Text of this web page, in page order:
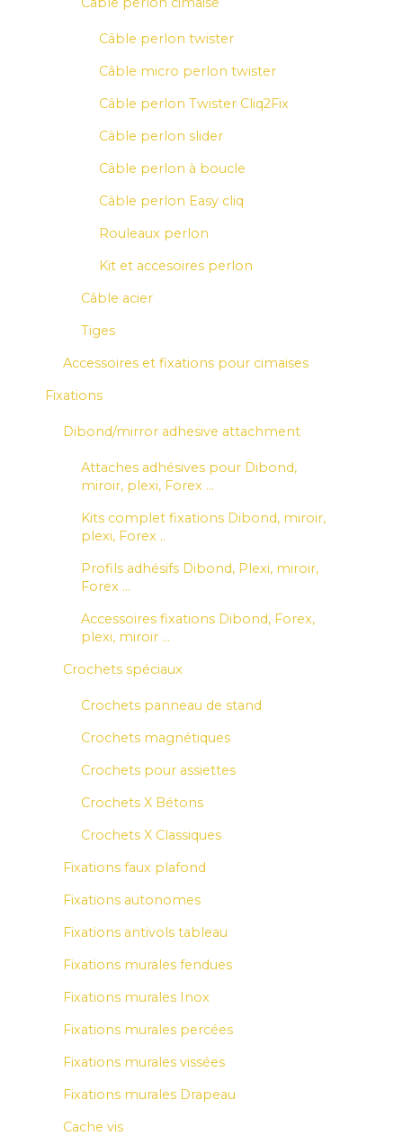
Câble perlon twister
Câble micro perlon twister
Câble perlon Twister Cliq2Fix
Câble perlon slider
Câble perlon à boucle
Câble perlon Easy cliq
Rouleaux perlon
Kit et accesoires perlon
Câble acier
Tiges
Accessoires et fixations pour cimaises
Fixations
Dibond/mirror adhesive attachment
Attaches adhésives pour Dibond,
miroir, plexi, Forex ...
Kits complet fixations Dibond, miroir,
plexi, Forex ..
Profils adhésifs Dibond, Plexi, miroir,
Forex ...
Accessoires fixations Dibond, Forex,
plexi, miroir ...
Crochets spéciaux
Crochets panneau de stand
Crochets magnétiques
Crochets pour assiettes
Crochets X Bétons
Crochets X Classiques
Fixations faux plafond
Fixations autonomes
Fixations antivols tableau
Fixations murales fendues
Fixations murales Inox
Fixations murales percées
Fixations murales vissées
Fixations murales Drapeau
Cache vis